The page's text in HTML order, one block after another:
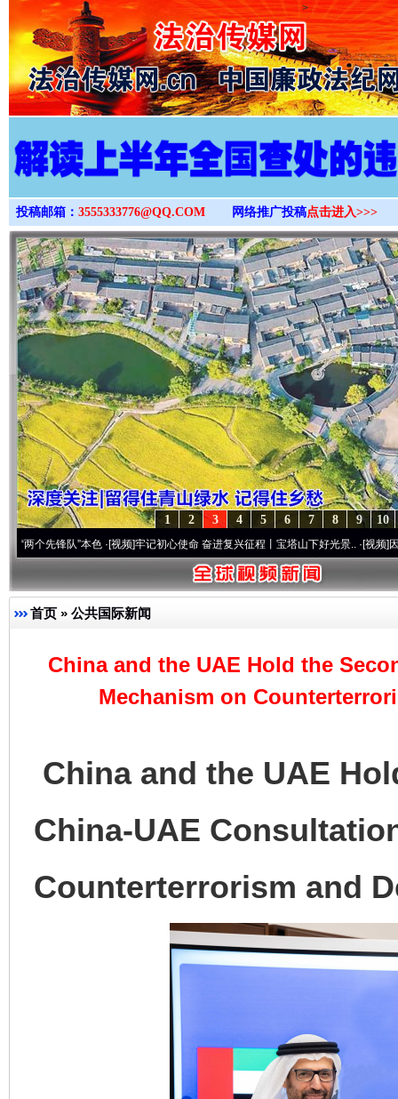
>
投稿邮箱： 3555333776@QQ.COM 网络推广投稿点击进入>>>
10
9
8
7
6
5
4
3
2
1
队”本色·[视频]牢记初心使命 奋进复兴征程丨宝塔山下好光景..·[视频]因党而生 为
首页 » 公共国际新闻
China and the UAE Hold the
Mechanism on
China and the UAE
China-UAE
Counterterrorism and